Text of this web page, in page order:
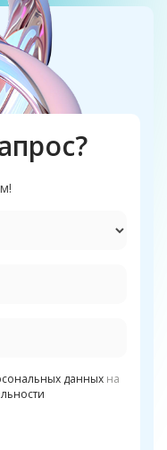
данных на